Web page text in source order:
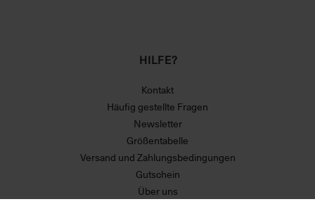
HILFE?
Kontakt
Häufig gestellte Fragen
Newsletter
Größentabelle
Versand und Zahlungsbedingungen
Gutschein
Über uns